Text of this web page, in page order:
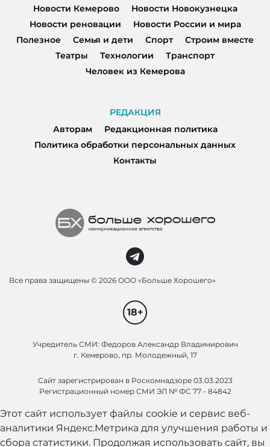
Новости Кемерово
Новости Новокузнецка
Новости реновации
Новости России и мира
Полезное
Семья и дети Спорт
Строим вместе
Театры
Технологии
Транспорт
Человек из Кемерова
РЕДАКЦИЯ
Авторам
Редакционная политика
Политика обработки персональных данных
Контакты
Все права защищены © 2026 ООО «Больше Хорошего»
18+
Учредитель СМИ: Федоров Александр Владимирович
г. Кемерово, пр. Молодежный, 17
Сайт зарегистрирован в Роскомнадзоре 03.03.2023
Регистрационный номер СМИ ЭЛ № ФС 77 - 84842
Этот сайт использует файлы cookie и сервис веб-
аналитики Яндекс.Метрика для улучшения работы и
сбора статистики. Продолжая использовать сайт, вы